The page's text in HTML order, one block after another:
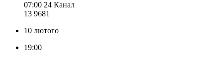
07:00 24 Канал
13 9681
10 лютого
19:00